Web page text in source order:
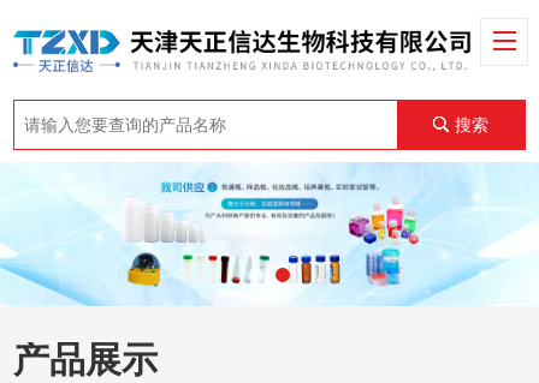
搜索
产品展示